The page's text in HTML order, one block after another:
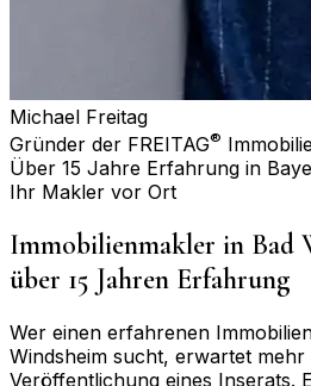
Michael Freitag
Gründer der FREITAG®
Über 15 Jahre Erfahrung in
Ihr Makler vor Ort
Immobilienmakler in Bad
über 15 Jahren Erfahrung
Wer einen erfahrenen
Windsheim sucht, erwartet mehr
Veröffentlichung eines Inserats.